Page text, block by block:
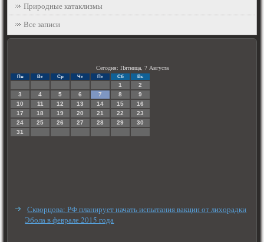
Природные катаклизмы
Все записи
Сегодня: Пятница, 7 Августа
Пн Вт Ср Чт Пт Сб Вс
1
2
3
4 5 6 7 8
9
10
11 12 13 14 15
16
17
18 19 20 21 22
23
24
25 26 27 28 29
30
31
Скворцова: РФ планирует начать испытания вакцин от лихорадки
Эбола в феврале 2015 года